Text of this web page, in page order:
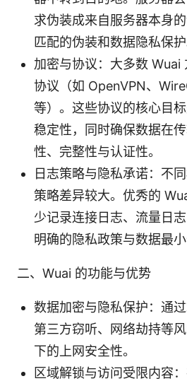
求伪装成来自服务器本身
匹配的伪装和数据隐私保护
加密与协议：大多数 Wuai
协议（如 OpenVPN、
等）。这些协议的核心目
稳定性，同时确保数据在
性、完整性与认证性。
日志策略与隐私承诺：不
策略差异较大。优秀的
少记录连接日志、流量日
明确的隐私政策与数据最小
二、Wuai 的功能与优势
数据加密与隐私保护：通
第三方窃听、网络劫持等
下的上网安全性。
区域解锁与访问受限内容